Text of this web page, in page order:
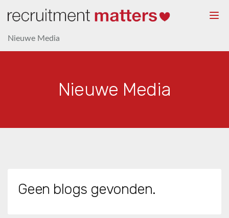
Nieuwe Media
Nieuwe Media
Geen blogs gevonden.